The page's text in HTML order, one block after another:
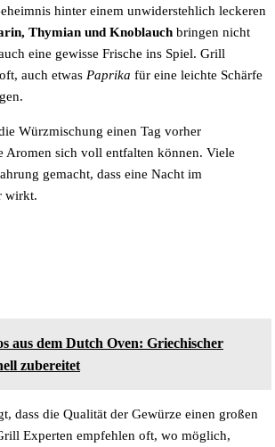
hinter einem unwiderstehlich leckeren
Thymian und Knoblauch bringen nicht
eine gewisse Frische ins Spiel. Grill
auch etwas Paprika für eine leichte Schärfe
Würzmischung einen Tag vorher
Aromen sich voll entfalten können. Viele
gemacht, dass eine Nacht im
wirkt.
aus dem Dutch Oven: Griechischer
zubereitet
dass die Qualität der Gewürze einen großen
Experten empfehlen oft, wo möglich,